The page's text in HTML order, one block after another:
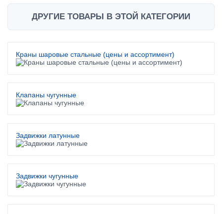
ДРУГИЕ ТОВАРЫ В ЭТОЙ КАТЕГОРИИ
Краны шаровые стальные (цены и ассортимент)
Клапаны чугунные
Задвижки латунные
Задвижки чугунные